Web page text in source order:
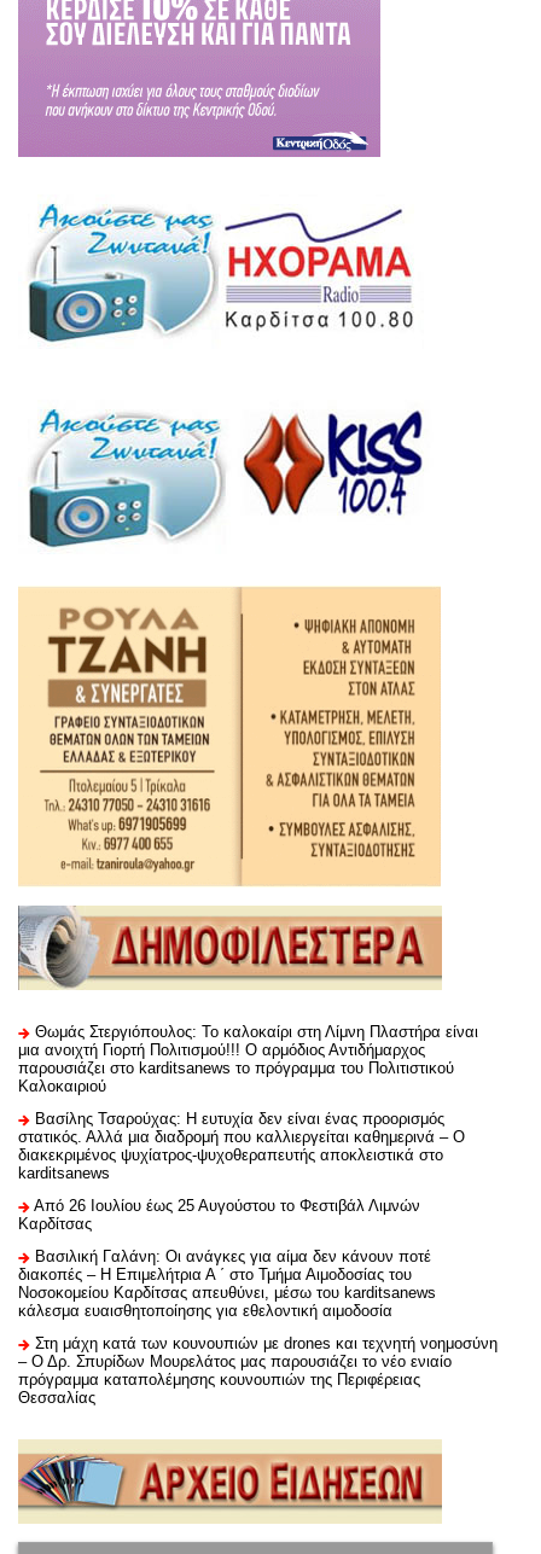
Θωμάς Στεργιόπουλος: Το καλοκαίρι στη Λίμνη Πλαστήρα είναι
μια ανοιχτή Γιορτή Πολιτισμού!!! Ο αρμόδιος Αντιδήμαρχος
παρουσιάζει στο karditsanews το πρόγραμμα του Πολιτιστικού
Καλοκαιριού
Βασίλης Τσαρούχας: Η ευτυχία δεν είναι ένας προορισμός
στατικός. Αλλά μια διαδρομή που καλλιεργείται καθημερινά – Ο
διακεκριμένος ψυχίατρος-ψυχοθεραπευτής αποκλειστικά στο
karditsanews
Από 26 Ιουλίου έως 25 Αυγούστου το Φεστιβάλ Λιμνών
Καρδίτσας
Βασιλική Γαλάνη: Οι ανάγκες για αίμα δεν κάνουν ποτέ
διακοπές – Η Επιμελήτρια Α ΄ στο Τμήμα Αιμοδοσίας του
Νοσοκομείου Καρδίτσας απευθύνει, μέσω του karditsanews
κάλεσμα ευαισθητοποίησης για εθελοντική αιμοδοσία
Στη μάχη κατά των κουνουπιών με drones και τεχνητή νοημοσύνη
– Ο Δρ. Σπυρίδων Μουρελάτος μας παρουσιάζει το νέο ενιαίο
πρόγραμμα καταπολέμησης κουνουπιών της Περιφέρειας
Θεσσαλίας